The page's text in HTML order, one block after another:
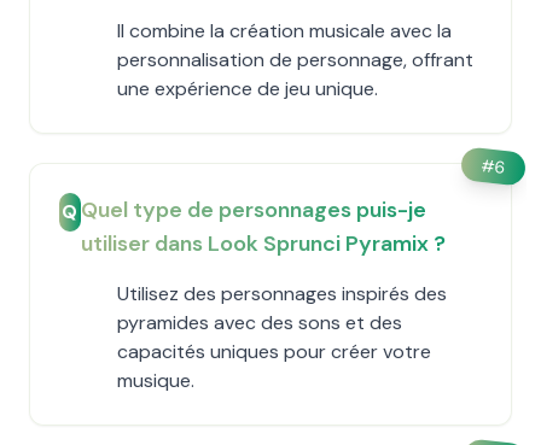
Il combine la création musicale avec la
personnalisation de personnage, offrant
une expérience de jeu unique.
#6
QQuel type de personnages puis-je
utiliser dans Look Sprunci Pyramix ?
Utilisez des personnages inspirés des
pyramides avec des sons et des
capacités uniques pour créer votre
musique.